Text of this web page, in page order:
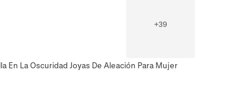
+39
En La Oscuridad Joyas De Aleación Para Mujer